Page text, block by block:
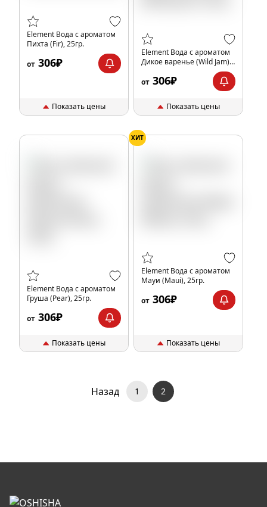
Element Вода с ароматом
Пихта (Fir), 25гр.
от 306₽
Показать цены
Element Вода с ароматом
Дикое варенье (Wild Jam),
от 306₽
Показать цены
Element Вода с ароматом
Груша (Pear), 25гр.
от 306₽
Показать цены
ХИТ
Element Вода с ароматом
Мауи (Maui), 25гр.
от 306₽
Показать цены
Назад 1 2